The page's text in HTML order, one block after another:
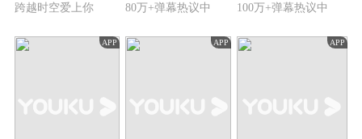
跨越时空爱上你 80万+弹幕热议中 100万+弹幕热议中
APP APP APP